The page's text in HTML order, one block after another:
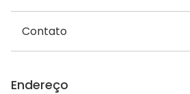
Contato
Endereço